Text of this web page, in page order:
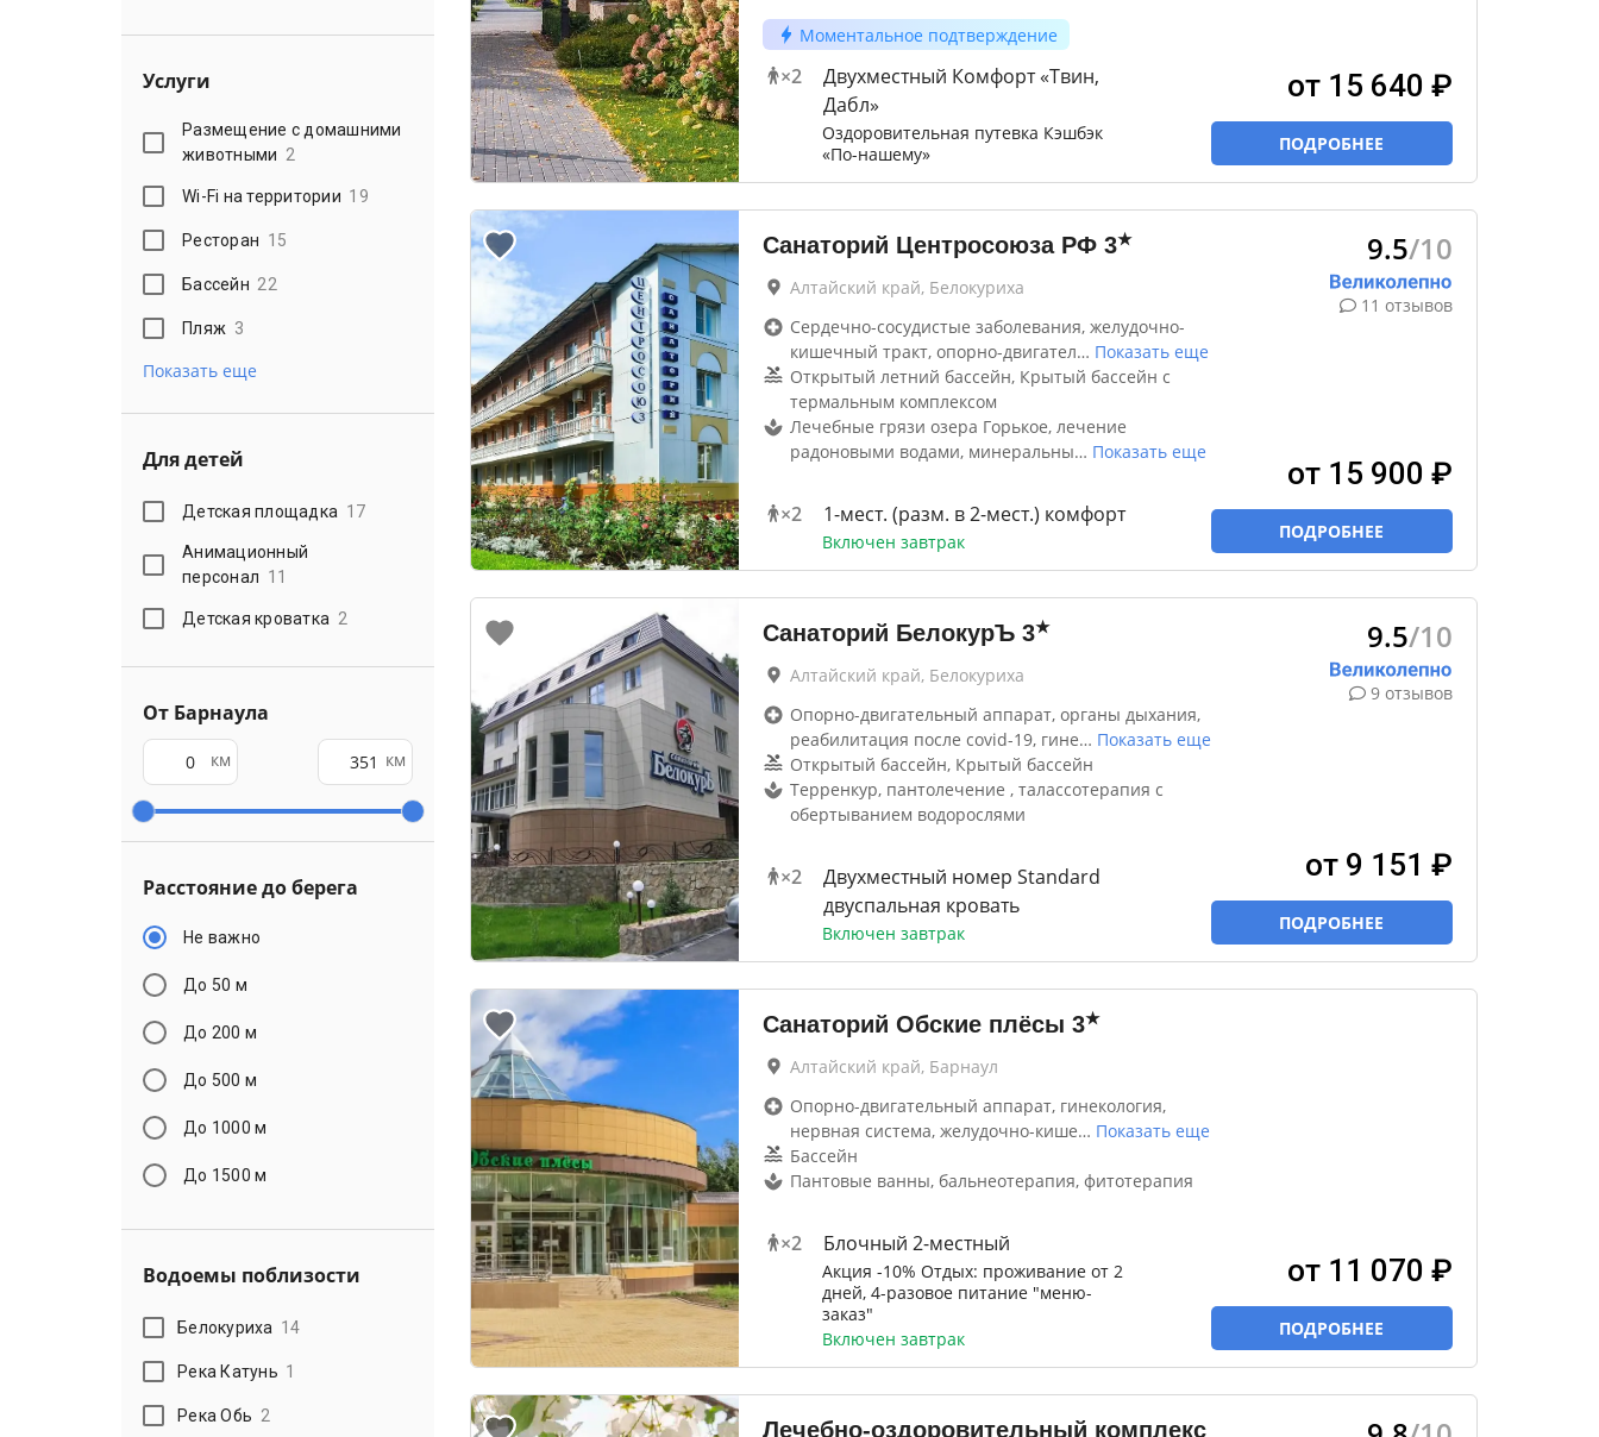
Услуги
Размещение с домашними
животными 2
Wi-Fi на территории 19
Ресторан 15
Бассейн 22
Пляж 3
Показать еще
Для детей
Детская площадка 17
Анимационный
персонал 11
Детская кроватка 2
От Барнаула
км км
Расстояние до берега
Не важно
До 50 м
До 200 м
До 500 м
До 1000 м
До 1500 м
Водоемы поблизости
Белокуриха 14
Река Катунь 1
Река Обь 2
Моментальное подтверждение
×2
Двухместный Комфорт «Твин,
Дабл»
Оздоровительная путевка Кэшбэк
«По-нашему»
от 15 640 ₽
ПОДРОБНЕЕ
Санаторий Центросоюза РФ 3★
Алтайский край, Белокуриха
Сердечно-сосудистые заболевания, желудочно-
кишечный тракт, опорно-двигател… Показать еще
Открытый летний бассейн, Крытый бассейн с
термальным комплексом
Лечебные грязи озера Горькое, лечение
радоновыми водами, минеральны… Показать еще
×2 1-мест. (разм. в 2-мест.) комфорт
Включен завтрак
9.5/10
11 отзывов
от 15 900 ₽
ПОДРОБНЕЕ
Санаторий БелокурЪ 3★
Алтайский край, Белокуриха
Опорно-двигательный аппарат, органы дыхания,
реабилитация после covid-19, гине… Показать еще
Открытый бассейн, Крытый бассейн
Терренкур, пантолечение , талассотерапия с
обертыванием водорослями
×2
Двухместный номер Standard
двуспальная кровать
Включен завтрак
9.5/10
9 отзывов
от 9 151 ₽
ПОДРОБНЕЕ
Санаторий Обские плёсы 3★
Алтайский край, Барнаул
Опорно-двигательный аппарат, гинекология,
нервная система, желудочно-кише… Показать еще
Бассейн
Пантовые ванны, бальнеотерапия, фитотерапия
×2 Блочный 2-местный
Акция -10% Отдых: проживание от 2
дней, 4-разовое питание "меню-
заказ"
Включен завтрак
от 11 070 ₽
ПОДРОБНЕЕ
Лечебно-оздоровительный комплекс